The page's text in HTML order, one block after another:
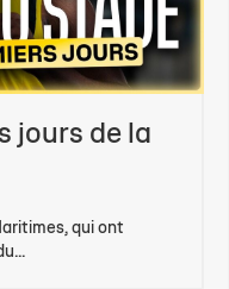
jours de la
qui ont